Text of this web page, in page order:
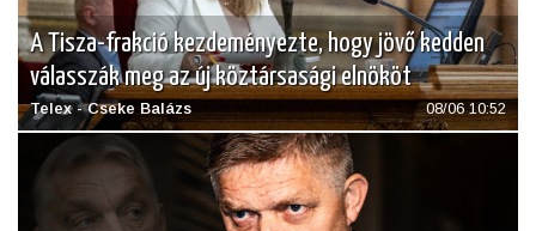
A Tisza-frakció kezdeményezte, hogy jövő kedden
válasszák meg az új köztársasági elnököt
Telex - Cseke Balázs 08/06 10:52